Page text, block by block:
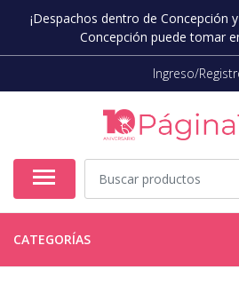
¡Despachos dentro de Concepción
Concepción puede tomar
Ingreso/
CATEGORÍAS